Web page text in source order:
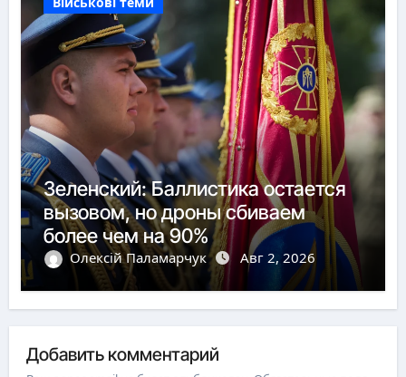
Зеленский: Баллистика остается
вызовом, но дроны сбиваем
более чем на 90%
Олексій Паламарчук Авг 2, 2026
Добавить комментарий